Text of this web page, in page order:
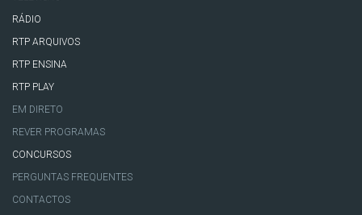
RÁDIO
RTP ARQUIVOS
RTP ENSINA
RTP PLAY
EM DIRETO
REVER PROGRAMAS
CONCURSOS
PERGUNTAS FREQUENTES
CONTACTOS